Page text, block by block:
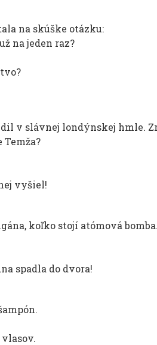
na skúške otázku:
na jeden raz?
v slávnej londýnskej hmle.
Temža?
vyšiel!
koľko stojí atómová
spadla do dvora!